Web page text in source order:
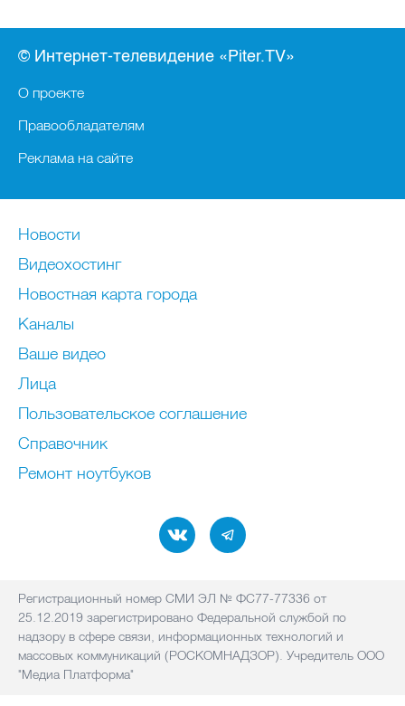
© Интернет-телевидение «Piter.TV»
О проекте
Правообладателям
Реклама на сайте
Новости
Видеохостинг
Новостная карта города
Каналы
Ваше видео
Лица
Пользовательское соглашение
Справочник
Ремонт нoутбуков
Регистрационный номер СМИ ЭЛ № ФС77-77336 от
25.12.2019 зарегистрировано Федеральной службой по
надзору в сфере связи, информационных технологий и
массовых коммуникаций (РОСКОМНАДЗОР). Учредитель ООО
"Медиа Платформа"